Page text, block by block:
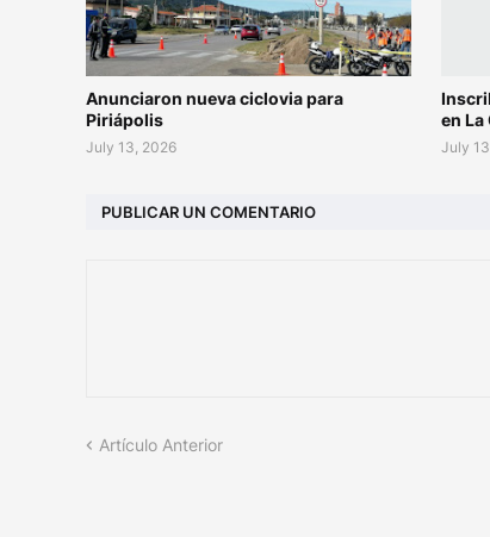
Anunciaron nueva ciclovia para
Piriápolis
July 13, 2026
en La
July
PUBLICAR UN COMENTARIO
Artículo Anterior